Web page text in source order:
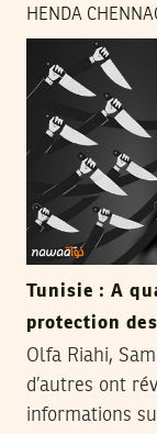
HENDA
Tunisie : A
protection
Olfa Riahi,
d’autres ont
informations